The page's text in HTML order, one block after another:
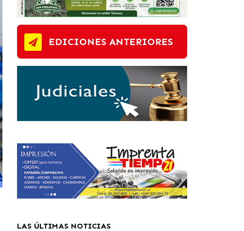
EDICIONES ANTERIORES
LAS ÚLTIMAS NOTICIAS